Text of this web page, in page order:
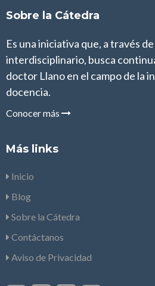
Sobre la Cátedra
Es una iniciativa que, a través
interdisciplinario, busca
doctor Llano en el campo de la
docencia.
Conocer más
Más links
Inicio
Blog
Sobre la Cátedra
Contáctanos
Aviso de Privacidad